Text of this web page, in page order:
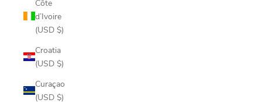
Côte
d’Ivoire
(USD $)
Croatia
(USD $)
Curaçao
(USD $)